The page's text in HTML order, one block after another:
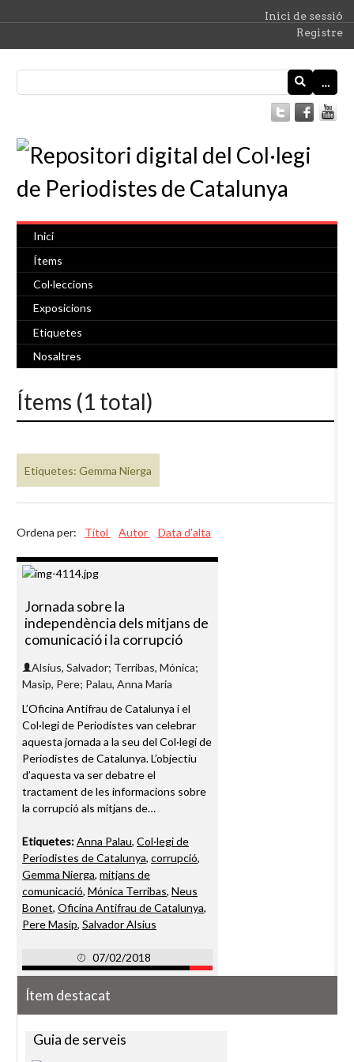
Inici de sessió
Registre
…
Inici
Ítems
Col·leccions
Exposicions
Etiquetes
Nosaltres
Ítems (1 total)
Etiquetes: Gemma Nierga
Ordena per: Títol Autor Data d'alta
Jornada sobre la
independència dels mitjans de
comunicació i la corrupció
Alsius, Salvador; Terribas, Mónica;
Masip, Pere; Palau, Anna Maria
L’Oficina Antifrau de Catalunya i el
Col·legi de Periodistes van celebrar
aquesta jornada a la seu del Col·legi de
Periodistes de Catalunya. L’objectiu
d’aquesta va ser debatre el
tractament de les informacions sobre
la corrupció als mitjans de…
Etiquetes:Anna Palau, Col·legi de
Periodistes de Catalunya, corrupció,
Gemma Nierga, mitjans de
comunicació, Mónica Terribas, Neus
Bonet, Oficina Antifrau de Catalunya,
Pere Masip, Salvador Alsius
07/02/2018
Ítem destacat
Guia de serveis